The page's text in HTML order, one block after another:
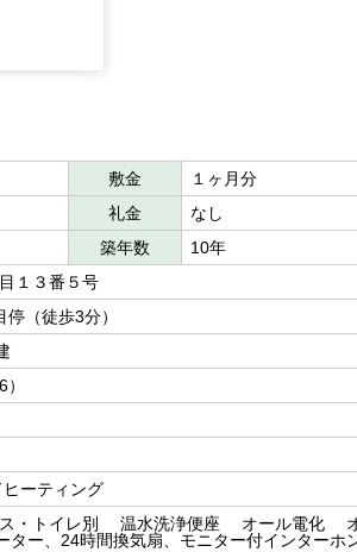
敷金 １ヶ月分
礼金
なし
築年数
10年
１３番５号
（徒歩3分）
ーティング
・トイレ別 温水洗浄便座 オール電化 オ
ター、24時間換気扇、モニター付インターホ